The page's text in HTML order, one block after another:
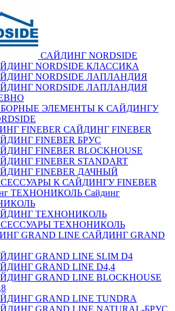
САЙДИНГ NORDSIDE
NORDSIDE КЛАССИКА
NORDSIDE ЛАПЛАНДИЯ
NORDSIDE ЛАПЛАНДИЯ
ЭЛЕМЕНТЫ К САЙДИНГУ
САЙДИНГ FINEBER
FINEBER БРУС
FINEBER BLOCKHOUSE
FINEBER STANDART
FINEBER ДАЧНЫЙ
К САЙДИНГУ FINEBER
Сайдинг
ТЕХНОНИКОЛЬ
ТЕХНОНИКОЛЬ
САЙДИНГ GRAND
GRAND LINE SLIM D4
GRAND LINE D4,4
GRAND LINE BLOCKHOUSE
GRAND LINE TUNDRA
GRAND LINE NATURAL-БРУС